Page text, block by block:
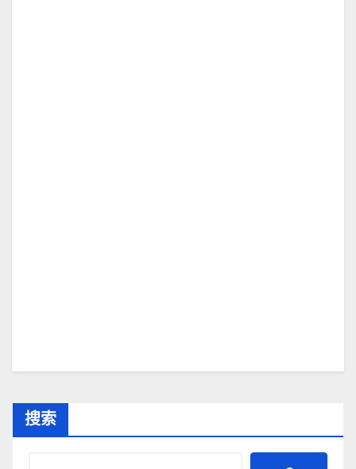
搜索